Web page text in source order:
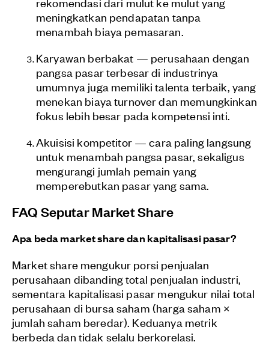
meningkatkan pendapatan tanpa
menambah biaya pemasaran.
Karyawan berbakat — perusahaan dengan
pangsa pasar terbesar di industrinya
umumnya juga memiliki talenta terbaik, yang
menekan biaya turnover dan memungkinkan
fokus lebih besar pada kompetensi inti.
Akuisisi kompetitor — cara paling langsung
untuk menambah pangsa pasar, sekaligus
mengurangi jumlah pemain yang
memperebutkan pasar yang sama.
FAQ Seputar Market Share
Apa beda market share dan kapitalisasi pasar?
Market share mengukur porsi penjualan
perusahaan dibanding total penjualan industri,
sementara kapitalisasi pasar mengukur nilai total
perusahaan di bursa saham (harga saham ×
jumlah saham beredar). Keduanya metrik
berbeda dan tidak selalu berkorelasi.